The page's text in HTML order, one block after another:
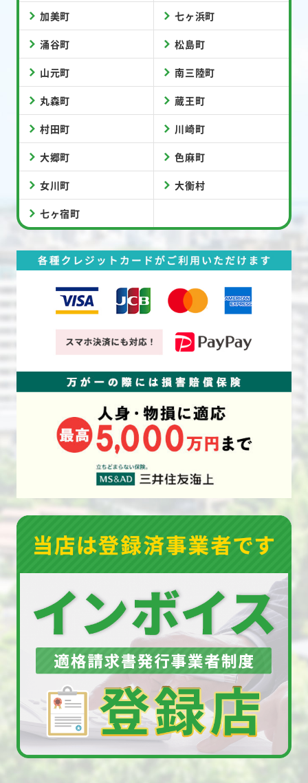
加美町 七ヶ浜町
涌谷町 松島町
山元町 南三陸町
丸森町 蔵王町
村田町 川崎町
大郷町 色麻町
女川町 大衡村
七ヶ宿町